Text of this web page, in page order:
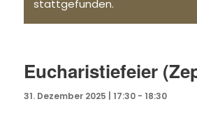
stattgefunden.
Eucharistiefeier
31. Dezember 2025 | 17:30- 18:30